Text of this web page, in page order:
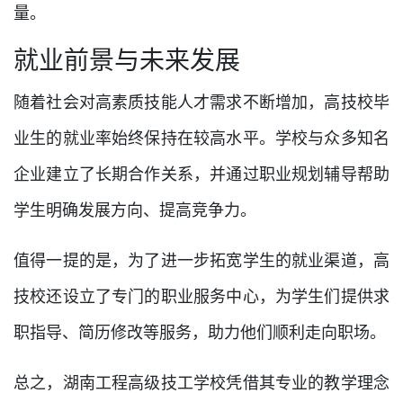
量。
就业前景与未来发展
随着社会对高素质技能人才需求不断增加，高技校毕
业生的就业率始终保持在较高水平。学校与众多知名
企业建立了长期合作关系，并通过职业规划辅导帮助
学生明确发展方向、提高竞争力。
值得一提的是，为了进一步拓宽学生的就业渠道，高
技校还设立了专门的职业服务中心，为学生们提供求
职指导、简历修改等服务，助力他们顺利走向职场。
总之，湖南工程高级技工学校凭借其专业的教学理念